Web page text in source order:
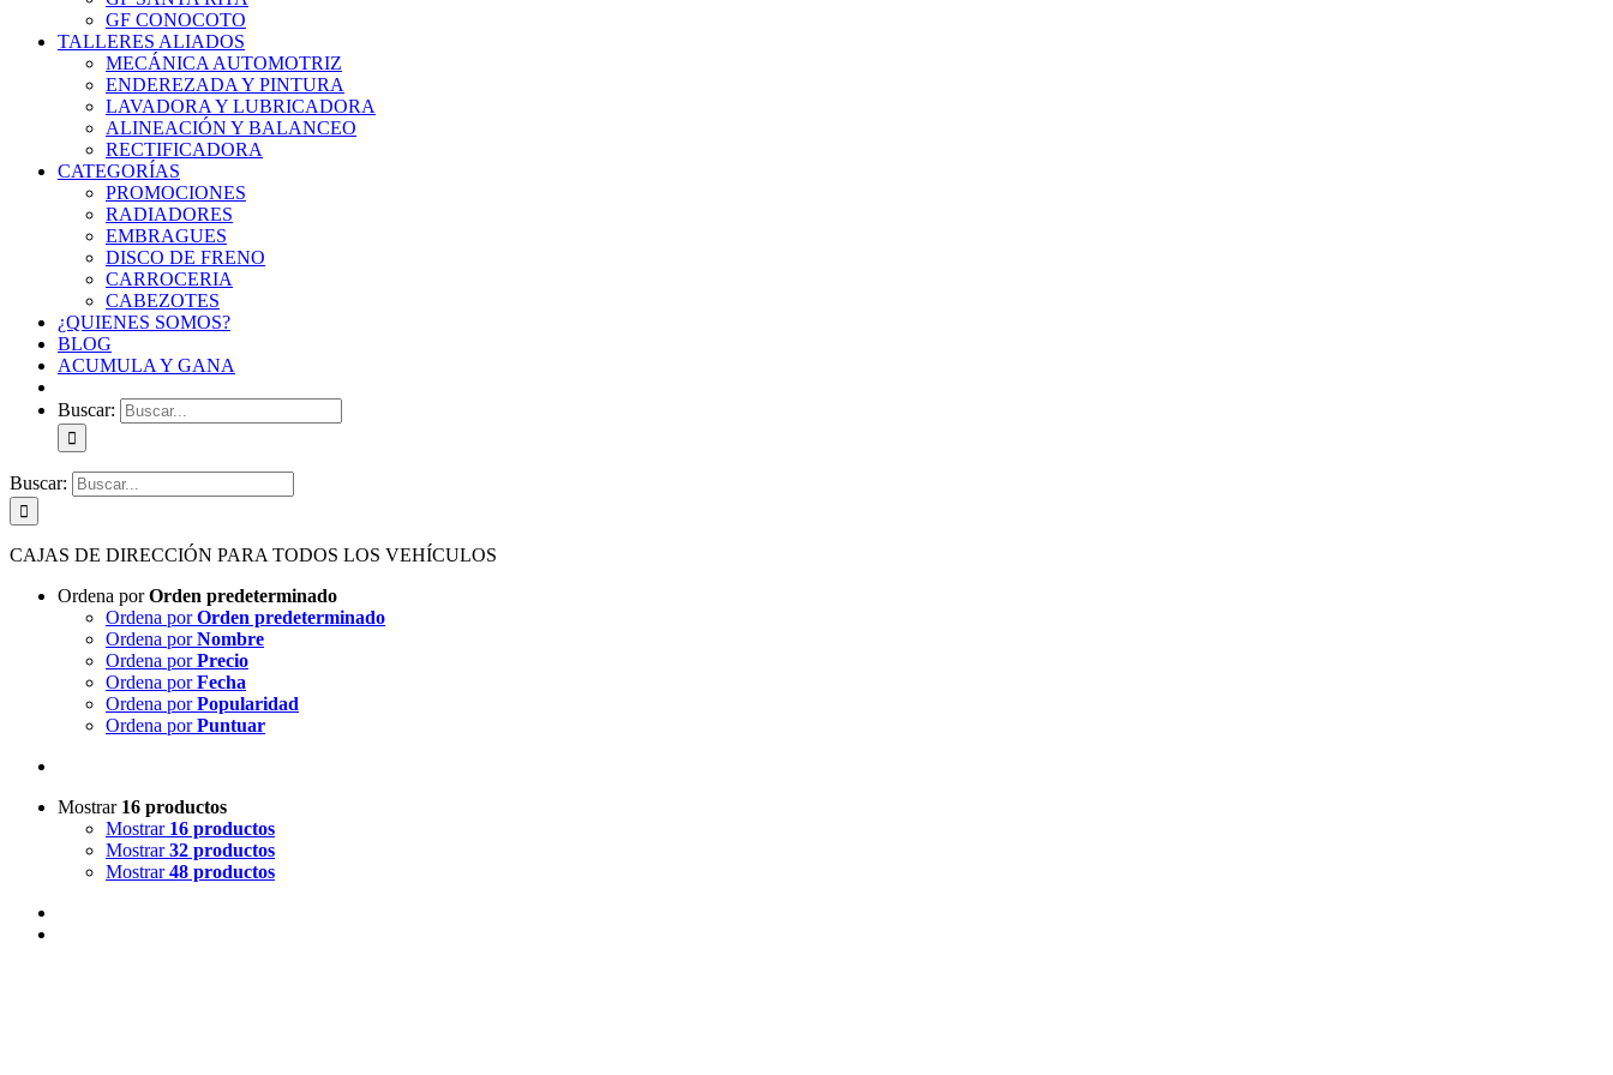
GF CONOCOTO
TALLERES ALIADOS
MECÁNICA AUTOMOTRIZ
ENDEREZADA Y PINTURA
LAVADORA Y LUBRICADORA
ALINEACIÓN Y BALANCEO
RECTIFICADORA
CATEGORÍAS
PROMOCIONES
RADIADORES
EMBRAGUES
DISCO DE FRENO
CARROCERIA
CABEZOTES
¿QUIENES SOMOS?
BLOG
ACUMULA Y GANA
Buscar:
Buscar:
CAJAS DE DIRECCIÓN PARA TODOS LOS VEHÍCULOS
Ordena porOrden predeterminado
Ordena porOrden predeterminado
Ordena porNombre
Ordena porPrecio
Ordena porFecha
Ordena porPopularidad
Ordena porPuntuar
Mostrar 16 productos
Mostrar 16 productos
Mostrar32 productos
Mostrar48 productos